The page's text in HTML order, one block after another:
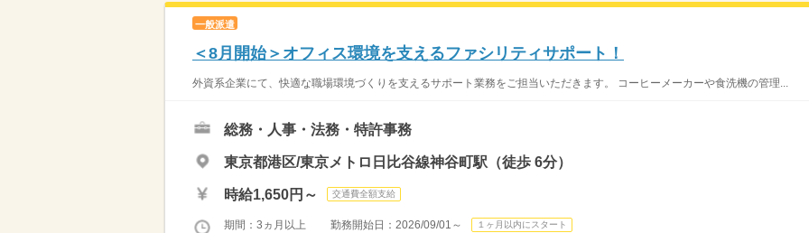
一般派遣
＜8月開始＞オフィス環境を支えるファシリティサポート！
外資系企業にて、快適な職場環境づくりを支えるサポート業務をご担当いただきます。 コーヒーメーカーや食洗機の管理...
総務・人事・法務・特許事務
東京都港区/東京メトロ日比谷線神谷町駅（徒歩 6分）
時給1,650円～ 交通費全額支給
期間：3ヵ月以上 勤務開始日：2026/09/01～ １ヶ月以内にスタート